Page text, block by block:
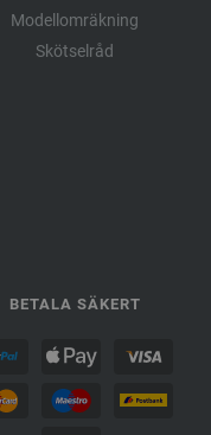
Modellomräkning
Skötselråd
BETALA SÄKERT